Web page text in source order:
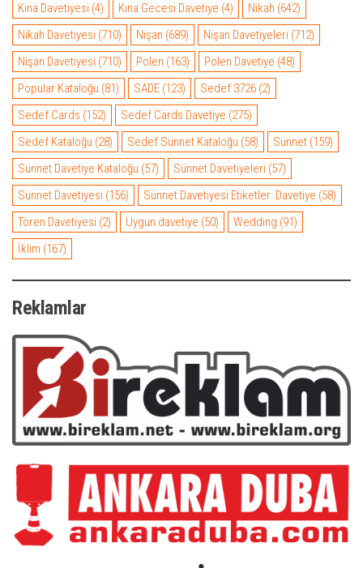
Kına Davetiyesi (4) Kına Gecesi Davetiye (4) Nikah (642)
Nikah Davetiyesi (710) Nişan (689) Nişan Davetiyeleri (712)
Nişan Davetiyesi (710) Polen (163) Polen Davetiye (48)
Popular Kataloğu (81) SADE (123) Sedef 3726 (2)
Sedef Cards (152) Sedef Cards Davetiye (275)
Sedef Kataloğu (28) Sedef Sünnet Kataloğu (58) Sünnet (159)
Sünnet Davetiye Kataloğu (57) Sünnet Davetiyeleri (57)
Sünnet Davetiyesi (156) Sünnet Davetiyesi Etiketler: Davetiye (58)
Tören Davetiyesi (2) Uygun davetiye (50) Wedding (91)
İklim (167)
Reklamlar